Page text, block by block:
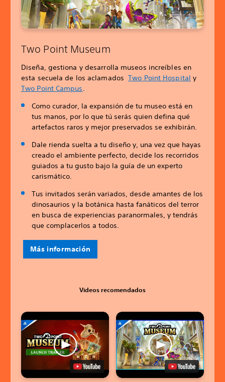
Two Point Museum
Diseña, gestiona y desarrolla museos increíbles en
esta secuela de los aclamadosTwo Point Hospital y
Two Point Campus.
Como curador, la expansión de tu museo está en
tus manos, por lo que tú serás quien defina qué
artefactos raros y mejor preservados se exhibirán.
Dale rienda suelta a tu diseño y, una vez que hayas
creado el ambiente perfecto, decide los recorridos
guiados a tu gusto bajo la guía de un experto
carismático.
Tus invitados serán variados, desde amantes de los
dinosaurios y la botánica hasta fanáticos del terror
en busca de experiencias paranormales, y tendrás
que complacerlos a todos.
Más información
Videos recomendados